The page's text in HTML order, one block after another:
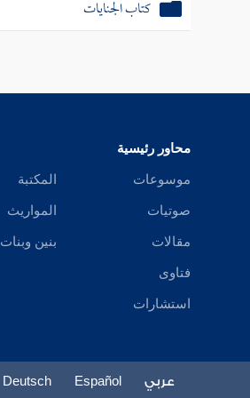
كتاب الجنايات
كتاب الحدود
باب قتال أهل البغي
باب حكم المرتد
كتاب الصيد
كتاب الأيمان وكفاراتها
محاور رئيسية
موسوعات
صوتيات
مقالات
فتاوى
استشارات
المكتبة
المواريث
بنين وبنات
عربي Español
Deutsch